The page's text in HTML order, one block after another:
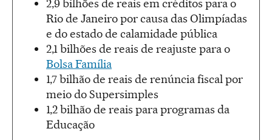
2,9 bilhões de reais em créditos para o
Rio de Janeiro por causa das Olimpíadas
e do estado de calamidade pública
2,1 bilhões de reais de reajuste para o
Bolsa Família
1,7 bilhão de reais de renúncia fiscal por
meio do Supersimples
1,2 bilhão de reais para programas da
Educação